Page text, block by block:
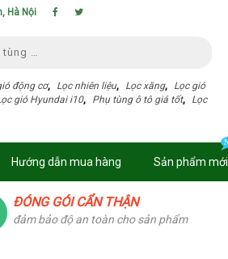
Hà Nội
động cơ, Lọc nhiên liệu, Lọc xăng,
Lọc gió
gió Hyundai i10, Phụ tùng ô tô giá tốt,
Lọc
Hướng dẫn mua hàng Sản phẩm mới
ĐÓNG GÓI CẨN THẬN
đảm bảo độ an toàn cho sản phẩm